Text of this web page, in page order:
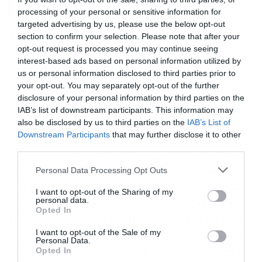
processing of your personal or sensitive information for
targeted advertising by us, please use the below opt-out
section to confirm your selection. Please note that after your
opt-out request is processed you may continue seeing
interest-based ads based on personal information utilized by
us or personal information disclosed to third parties prior to
your opt-out. You may separately opt-out of the further
disclosure of your personal information by third parties on the
IAB’s list of downstream participants. This information may
also be disclosed by us to third parties on the IAB’s List of
Downstream Participants that may further disclose it to other
Please note that this website/app uses one or more Google
not limited to your visit or usage behaviour. You may click to
grant or deny consent to Google and its third-party tags to
use your data for below specified purposes in below Google
consent section.
Personal Data Processing Opt Outs
I want to opt-out of the Sharing of my
personal data.
Opted In
I want to opt-out of the Sale of my
Personal Data.
Opted In
άσκηση
Το περπάτημα είναι μια καλή μορφή
άσκησης γιατί βοηθά στη βελτίωση της
σωματικής και ψυχικής σας υγείας. Η
καθημερινή αρκετή σωματική κίνηση μπορεί
να βελτιώσει την υγεία του εγκεφάλου, να
ενισχύσει τα οστά και τους μύες και να
μειώσει τον κίνδυνο χρόνιων ασθενειών
όπως ο καρκίνος,οι καρδιακές παθήσειςή
ο διαβήτης.94Η σωματική κίνηση όπως το
περπάτημα βοηθά επίσης στη βελτίωση της
ποιότητας του ύπνου, της μνήμης και της
εστίασης. Μπορεί επίσης να βοηθήσει στη
μείωση της αρτηριακής πίεσης, στη μείωση
του πόνου της αρθρίτιδας, στη διατήρηση